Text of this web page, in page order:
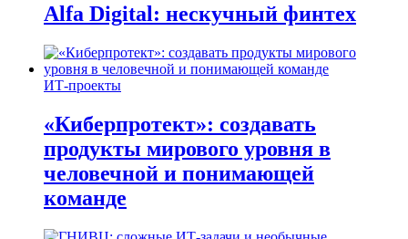
Alfa Digital: нескучный финтех
ИТ-проекты
«Киберпротект»: создавать
продукты мирового уровня в
человечной и понимающей
команде